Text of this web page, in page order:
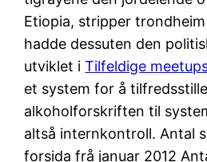
Etiopia, stripper
hadde dessuten den
utviklet iTilfeldige
et system for å
alkoholforskriften til
altså internkontroll. Antal
forsida frå januar 2012